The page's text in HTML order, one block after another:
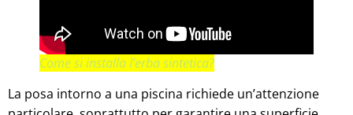
Come si installa l’erba sintetica?
La posa intorno a una piscina richiede un’attenzione